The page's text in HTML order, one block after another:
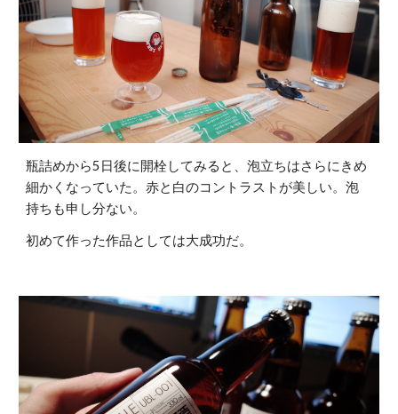
瓶詰めから5日後に開栓してみると、泡立ちはさらにきめ
細かくなっていた。赤と白のコントラストが美しい。泡
持ちも申し分ない。
初めて作った作品としては大成功だ。